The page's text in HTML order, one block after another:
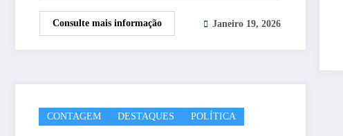
Consulte mais informação Janeiro 19, 2026
CONTAGEM DESTAQUES POLÍTICA